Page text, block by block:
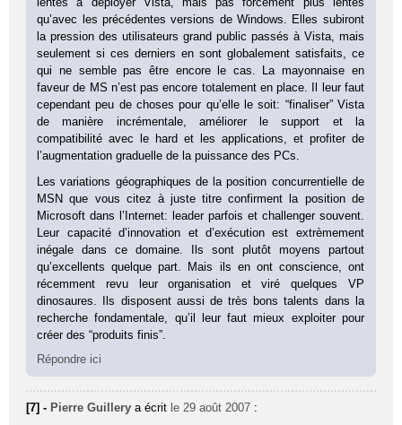
qu’avec les précédentes versions de Windows. Elles subiront
la pression des utilisateurs grand public passés à Vista, mais
seulement si ces derniers en sont globalement satisfaits, ce
qui ne semble pas être encore le cas. La mayonnaise en
faveur de MS n’est pas encore totalement en place. Il leur faut
cependant peu de choses pour qu’elle le soit: “finaliser” Vista
de manière incrémentale, améliorer le support et la
compatibilité avec le hard et les applications, et profiter de
l’augmentation graduelle de la puissance des PCs.
Les variations géographiques de la position concurrentielle de
MSN que vous citez à juste titre confirment la position de
Microsoft dans l’Internet: leader parfois et challenger souvent.
Leur capacité d’innovation et d’exécution est extrèmement
inégale dans ce domaine. Ils sont plutôt moyens partout
qu’excellents quelque part. Mais ils en ont conscience, ont
récemment revu leur organisation et viré quelques VP
dinosaures. Ils disposent aussi de très bons talents dans la
recherche fondamentale, qu’il leur faut mieux exploiter pour
créer des “produits finis”.
Répondre ici
[7] - Pierre Guillery a écrit le 29 août 2007 :